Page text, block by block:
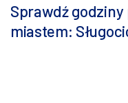
Sprawdź
miastem: